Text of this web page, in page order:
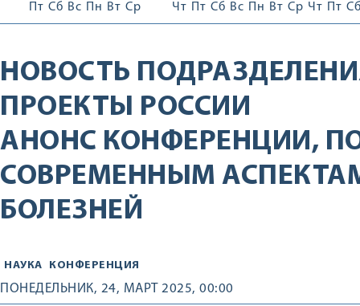
Пт Сб Вс Пн Вт Ср
Чт Пт Сб Вс Пн Вт Ср Чт Пт Сб
НОВОСТЬ
ПРОЕКТЫ РОССИИ
АНОНС КОНФЕРЕНЦИИ,
СОВРЕМЕННЫМ
БОЛЕЗНЕЙ
НАУКА КОНФЕРЕНЦИЯ
ПОНЕДЕЛЬНИК, 24, МАРТ 2025, 00:00